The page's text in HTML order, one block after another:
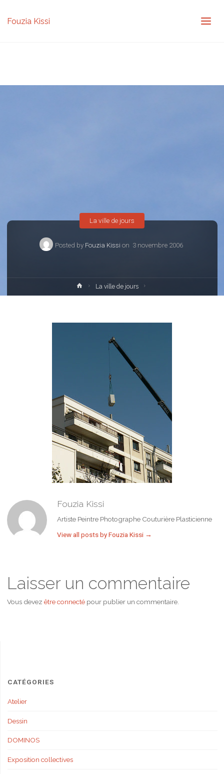
Fouzia Kissi
Posted by Fouzia Kissi on 3 novembre 2006
La ville de jours
HomeLa ville de jours
Fouzia Kissi
Artiste Peintre Photographe Couturière Plasticienne
View all posts by Fouzia Kissi →
Laisser un commentaire
Vous devez être connectépour publier un commentaire.
CATÉGORIES
Atelier
Dessin
DOMINOS
Exposition collectives